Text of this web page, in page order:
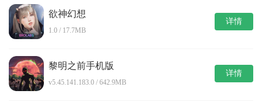
欲神幻想
1.0 / 17.7MB
详情
黎明之前手机版
v5.45.141.183.0 / 642.9MB
详情